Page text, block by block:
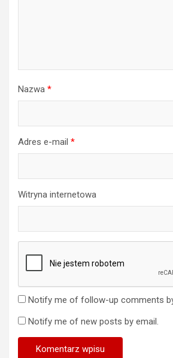
Nazwa *
Adres e-mail *
Witryna internetowa
Notify me of follow-up comments
Notify me of new posts by email.